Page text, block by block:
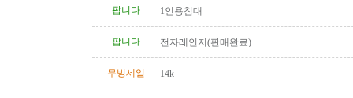
팝니다 1인용침대
팝니다 전자레인지(판매완료)
무빙세일 14k